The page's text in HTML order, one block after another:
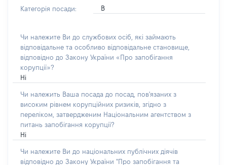
Категорія посади: В
Чи належите Ви до службових осіб, які займають
відповідальне та особливо відповідальне становище,
відповідно до Закону України «Про запобігання
корупції»?
Ні
Чи належить Ваша посада до посад, пов'язаних з
високим рівнем корупційних ризиків, згідно з
переліком, затвердженим Національним агентством з
питань запобігання корупції?
Ні
Чи належите Ви до національних публічних діячів
відповідно до Закону України "Про запобігання та